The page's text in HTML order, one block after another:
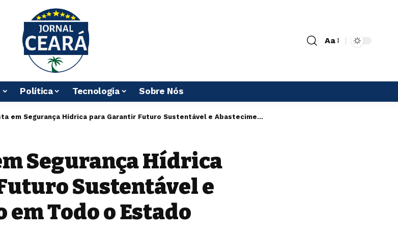
Aa
Política Tecnologia Sobre Nós
Segurança Hídrica para Garantir Futuro Sustentável e Abastecimento em Todo o Estado
Segurança Hídrica
Sustentável e
Todo o Estado